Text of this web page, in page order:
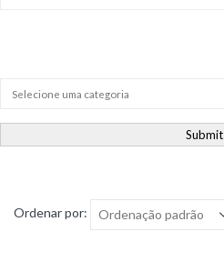
Product Category Dropdown
Submit
Ordenar por: